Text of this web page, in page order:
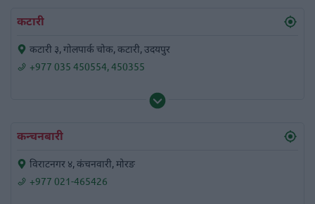
कटारी
कटारी ३, गोलपार्क चोक, कटारी, उदयपुर
+977 035 450554,450355
कन्चनबारी
विराटनगर ४, कंचनवारी, मोरङ
+977 021-465426